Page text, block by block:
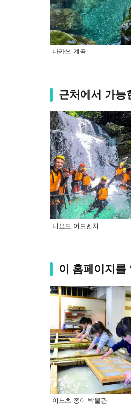
나카쓰 계곡
근처에서 가능
니요도 어드벤처
이 홈페이지를
이노초 종이 박물관